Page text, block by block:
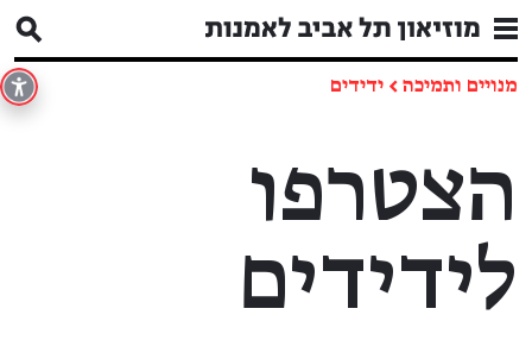
מנויים ותמיכה ← ידידים
הצטרפו
לידידים